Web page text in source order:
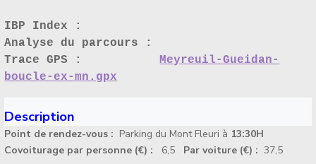
IBP Index :
Analyse du parcours :
Trace GPS :Meyreuil-Gueidan-
boucle-ex-mn.gpx
Description
Point de rendez-vous : Parking du Mont Fleuri à 13:30H
Covoiturage par personne (€) : 6,5 Par voiture (€) :37,5